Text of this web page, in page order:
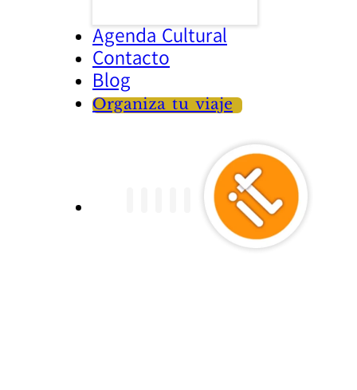
Agenda Cultural
Contacto
Blog
Organiza tu viaje